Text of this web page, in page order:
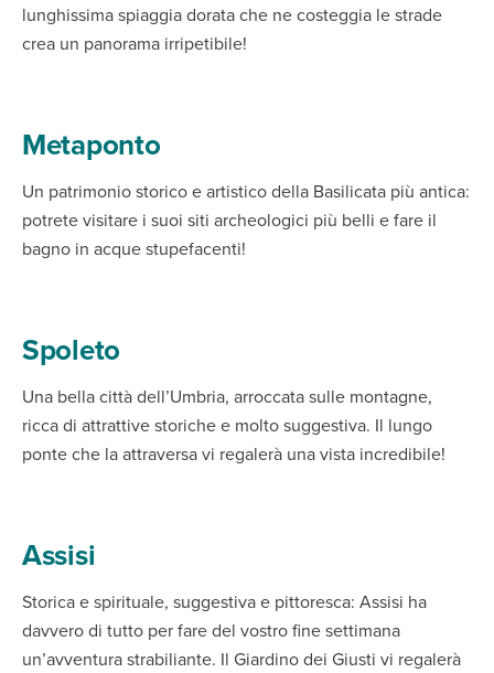
lunghissima spiaggia dorata che ne costeggia le strade
crea un panorama irripetibile!
Metaponto
Un patrimonio storico e artistico della Basilicata più antica:
potrete visitare i suoi siti archeologici più belli e fare il
bagno in acque stupefacenti!
Spoleto
Una bella città dell’Umbria, arroccata sulle montagne,
ricca di attrattive storiche e molto suggestiva. Il lungo
ponte che la attraversa vi regalerà una vista incredibile!
Assisi
Storica e spirituale, suggestiva e pittoresca: Assisi ha
davvero di tutto per fare del vostro fine settimana
un’avventura strabiliante. Il Giardino dei Giusti vi regalerà